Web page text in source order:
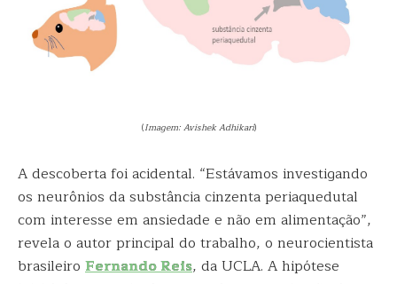
(Imagem: Avishek Adhikari)
A descoberta foi acidental. “Estávamos investigando
os neurônios da substância cinzenta periaquedutal
com interesse em ansiedade e não em alimentação”,
revela o autor principal do trabalho, o neurocientista
brasileiro Fernando Reis, da UCLA. A hipótese